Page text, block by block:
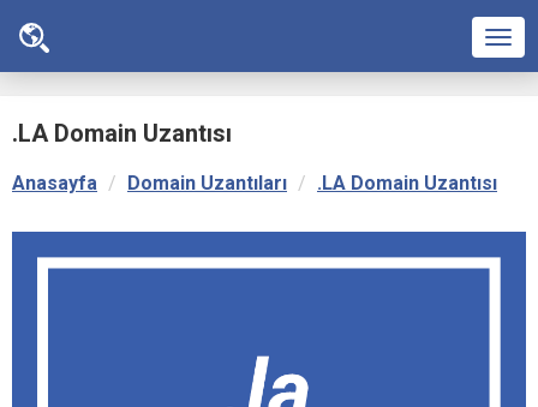
.LA Domain Uzantısı
Anasayfa Domain Uzantıları .LA Domain Uzantısı